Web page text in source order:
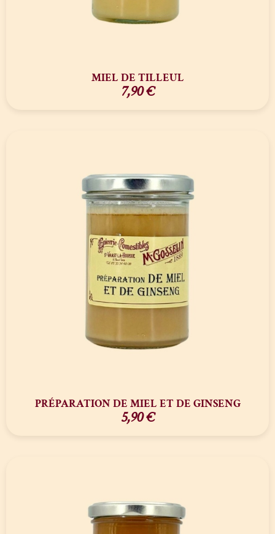
MIEL DE TILLEUL
7,90€
PRÉPARATION DE MIEL ET DE GINSENG
5,90€